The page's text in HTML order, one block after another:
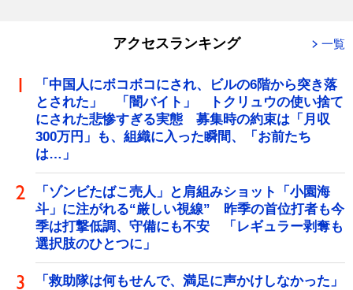
アクセスランキング 一覧
「中国人にボコボコにされ、ビルの6階から突き落
とされた」 「闇バイト」 トクリュウの使い捨て
にされた悲惨すぎる実態 募集時の約束は「月収
300万円」も、組織に入った瞬間、「お前たち
は…」
「ゾンビたばこ売人」と肩組みショット「小園海
斗」に注がれる“厳しい視線” 昨季の首位打者も今
季は打撃低調、守備にも不安 「レギュラー剥奪も
選択肢のひとつに」
「救助隊は何もせんで、満足に声かけしなかった」